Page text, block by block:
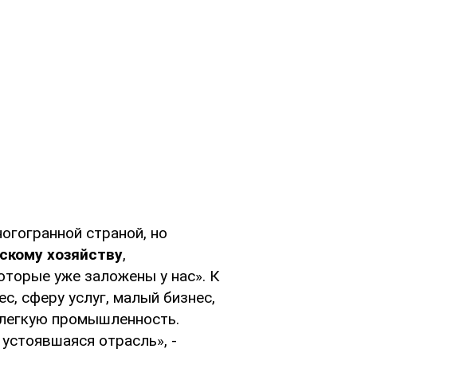
страной, но
хозяйству,
уже заложены у нас». К
сферу услуг, малый бизнес,
промышленность.
отрасль», -